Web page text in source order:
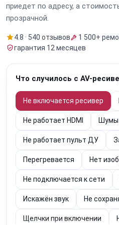
приедет по адресу, а
прозрачной.
4.8 · 540 отзывов
1 500+
гарантия 12 месяцев
Что случилось с AV-
Не включается ресивер
Не работает HDMI Шумы
Не работает пульт ДУ
Перегревается Нет
Не подключается к сети
Искажён звук Не
Щелчки при включении